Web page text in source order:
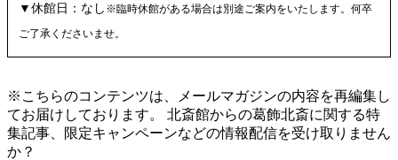
▼休館日：なし ※臨時休館がある場合は別途ご案内をいたします。何卒
ご了承くださいませ。
※こちらのコンテンツは、メールマガジンの内容を再編集し
てお届けしております。 北斎館からの葛飾北斎に関する特
集記事、限定キャンペーンなどの情報配信を受け取りません
か？